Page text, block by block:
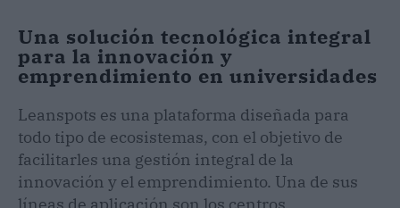
Una solución tecnológica integral
para la innovación y
emprendimiento en universidades
Leanspots es una plataforma diseñada para
todo tipo de ecosistemas, con el objetivo de
facilitarles una gestión integral de la
innovación y el emprendimiento. Una de sus
líneas de aplicación son los centros